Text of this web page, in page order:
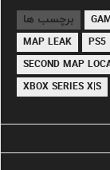
برچسب ها
MAP LEAK
PS5
SECOND MAP
XBOX SERIES X|S